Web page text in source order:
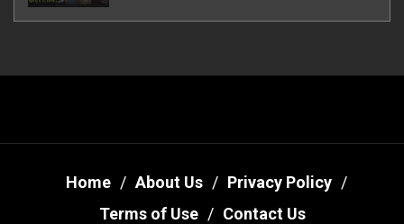
Home About Us
Privacy Policy
Terms of Use
Contact Us